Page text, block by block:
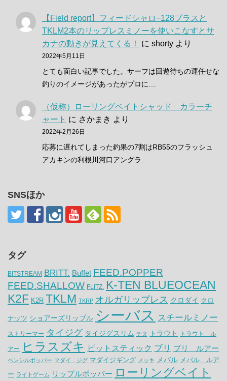
【Field report】フィードシャロ−128プラスと
TKLM2本のリップレスミノーを使いこなすとサ
カナの動きが見えてくる！
に shorty より
2022年5月11日
とても面白い記事でした。サーフは回遊待ちの運任せな
釣りのイメージがあったがプロに…
（仮称）ローリングベイトシャッド カラーチ
ャート に さかまき より
2022年2月26日
応募に遅れてしまった釣果の7割はRB55のフラッシュ
アカキンの利根川河口アングラ…
SNSほか
タグ
BITSTREAM BRITT. Buffet FEED.POPPER
FEED.SHALLOW FLITZ. K-TEN BLUEOCEAN
K2F K2R TKLM TKRP オルガリップレス クロダイ クロ
ナッツ ショアーズリップル シーバス スチールミノー
ストリーマー タイジグ タイジグスリム チヌ トラウト トラウト ル
アー ヒラスズキ ピットスティック ブリ ブリ ルアー
ペンシルポッパー マダイ ジグ マダイジギング メッキ メバル メバル ルア
ー ライトゲーム リップルポッパー ローリングベイト